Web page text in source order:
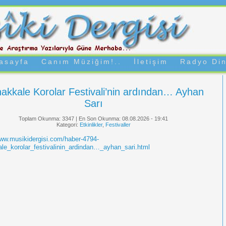
Canım Müziğim!.. İletişim Radyo
Korolar Festivali’nin ardından… Ayhan
Sarı
Toplam Okunma: 3347 | En Son Okunma: 08.08.2026 - 19:41
Kategori: Etkinlikler, Festivaller
haber-4794-